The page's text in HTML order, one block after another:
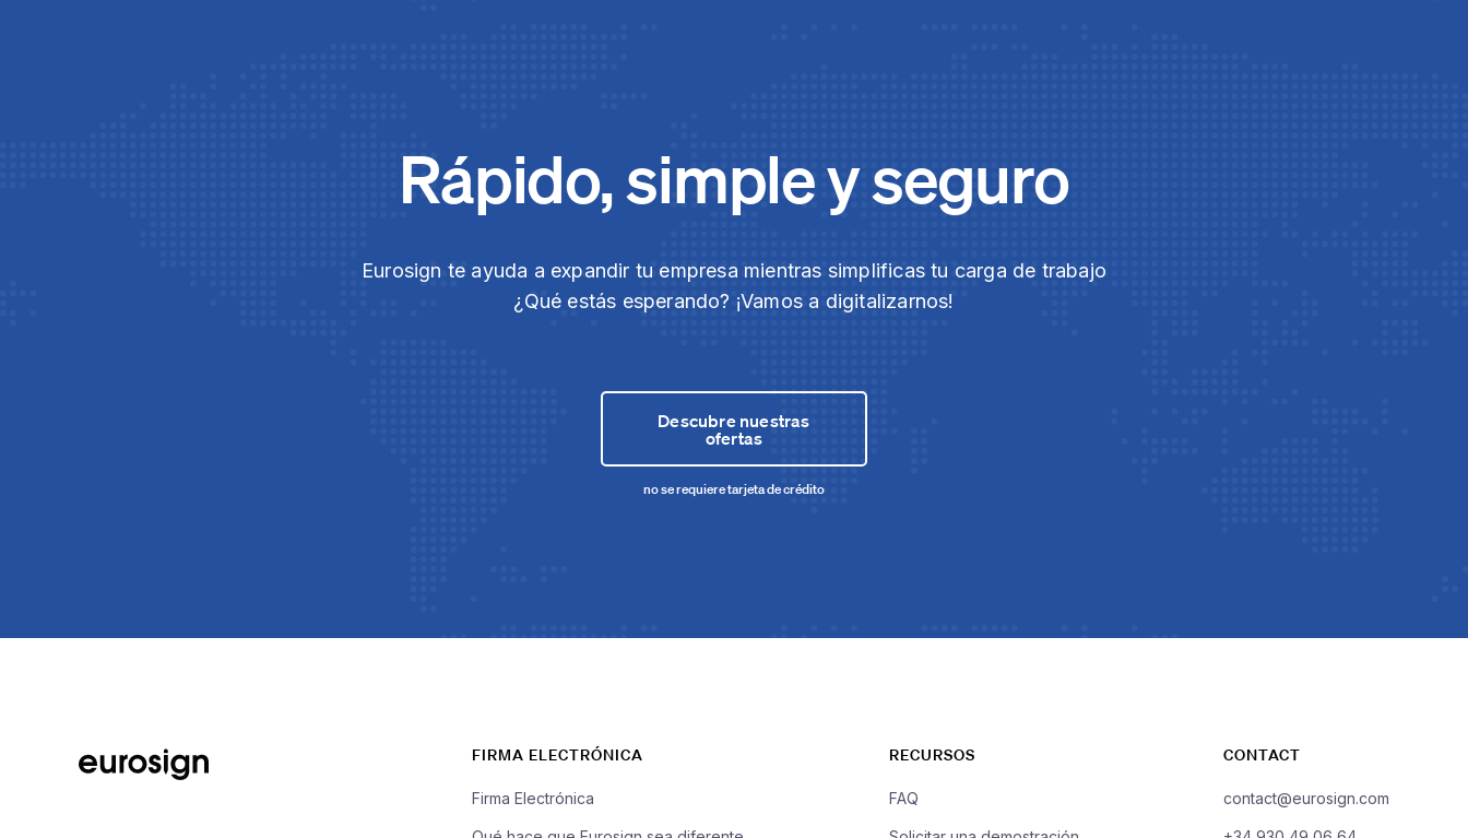
Rápido, simple y seguro
Eurosign te ayuda a expandir tu empresa mientras simplificas tu carga de trabajo
¿Qué estás esperando? ¡Vamos a digitalizarnos!
Descubre nuestras
ofertas
no se requiere tarjeta de crédito
FIRMA ELECTRÓNICA
Firma Electrónica
RECURSOS
FAQ
CONTACT
contact@eurosign.com